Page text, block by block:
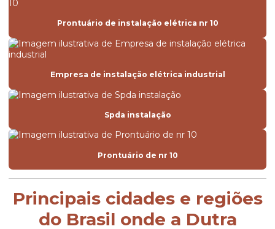
Prontuário de instalação elétrica nr 10
Empresa de instalação elétrica industrial
Spda instalação
Prontuário de nr 10
Principais cidades e regiões
do Brasil onde a Dutra